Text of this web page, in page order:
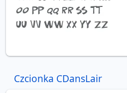
Czcionka CDansLair